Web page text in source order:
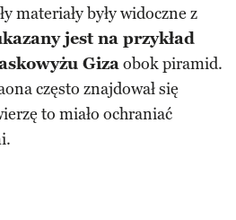
materiały były widoczne z
jest na przykład
Gizaobok piramid.
często znajdował się
to miało ochraniać